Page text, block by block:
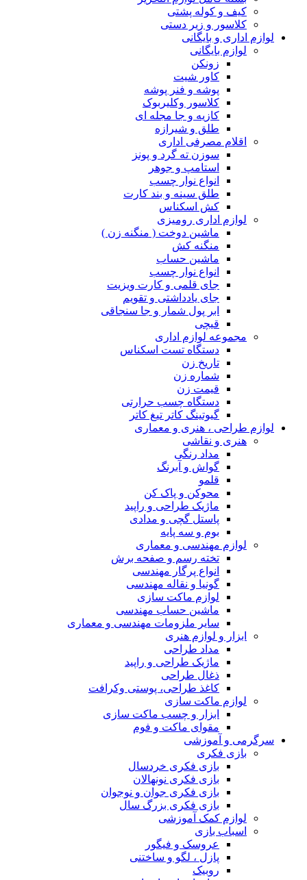
کیف و کوله پشتی
کلاسور و زیر دستی
لوازم اداری و بایگانی
لوازم بایگانی
زونکن
کاور شیت
پوشه و فنر پوشه
کلاسور وکلیربوک
کازیه و جا مجله ای
طلق و شیرازه
اقلام مصرفی اداری
سوزن ته گرد و پونز
استامپ و جوهر
انواع نوار چسب
طلق سینه و بند کارت
کش اسکناس
لوازم اداری رومیزی
ماشین دوخت ( منگنه زن )
منگنه کش
ماشین حساب
انواع نوار چسب
جای قلمی و کارت ویزیت
جای یادداشتی و تقویم
ابر پول شمار و جا سنجاقی
قیچی
مجموعه لوازم اداری
دستگاه تست اسکناس
تاریخ زن
شماره زن
قیمت زن
دستگاه چسب حرارتی
گیوتینگ کاتر تیغ کاتر
لوازم طراحی ، هنری و معماری
هنری و نقاشی
مداد رنگی
گواش و آبرنگ
قلمو
محوکن و پاک کن
ماژیک طراحی و راپید
پاستل گچی و مدادی
بوم و سه پایه
لوازم مهندسی و معماری
تخته رسم و صفحه برش
انواع پرگار مهندسی
گونیا و نقاله مهندسی
لوازم ماکت سازی
ماشین حساب مهندسی
سایر ملزومات مهندسی و معماری
ابزار و لوازم هنری
مداد طراحی
ماژیک طراحی و راپید
ذغال طراحی
کاغذ طراحی، پوستی وکرافت
لوازم ماکت سازی
ابزار و چسب ماکت سازی
مقوای ماکت و فوم
سرگرمی و آموزشی
بازی فکری
بازی فکری خردسال
بازی فکری نونهالان
بازی فکری جوان و نوجوان
بازی فکری بزرگ سال
لوازم کمک آموزشی
اسباب بازی
عروسک و فیگور
پازل ، لگو و ساختنی
روبیک